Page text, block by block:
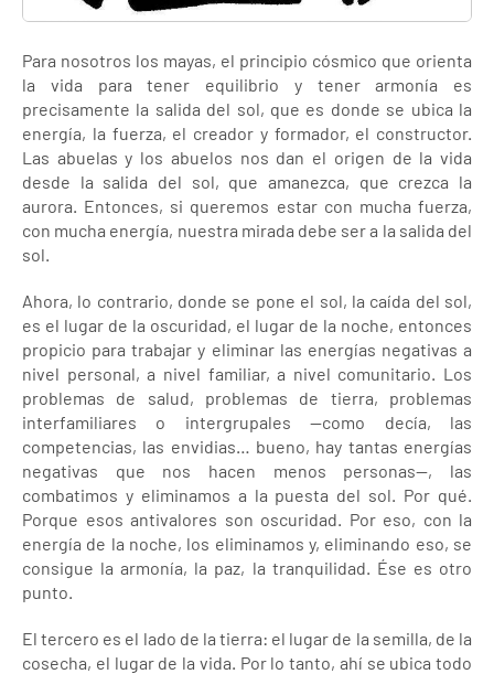
Para nosotros los mayas, el principio cósmico que orienta
la vida para tener equilibrio y tener armonía es
precisamente la salida del sol, que es donde se ubica la
energía, la fuerza, el creador y formador, el constructor.
Las abuelas y los abuelos nos dan el origen de la vida
desde la salida del sol, que amanezca, que crezca la
aurora. Entonces, si queremos estar con mucha fuerza,
con mucha energía, nuestra mirada debe ser a la salida del
sol.
Ahora, lo contrario, donde se pone el sol, la caída del sol,
es el lugar de la oscuridad, el lugar de la noche, entonces
propicio para trabajar y eliminar las energías negativas a
nivel personal, a nivel familiar, a nivel comunitario. Los
problemas de salud, problemas de tierra, problemas
interfamiliares o intergrupales —como decía, las
competencias, las envidias… bueno, hay tantas energías
negativas que nos hacen menos personas—, las
combatimos y eliminamos a la puesta del sol. Por qué.
Porque esos antivalores son oscuridad. Por eso, con la
energía de la noche, los eliminamos y, eliminando eso, se
consigue la armonía, la paz, la tranquilidad. Ése es otro
punto.
El tercero es el lado de la tierra: el lugar de la semilla, de la
cosecha, el lugar de la vida. Por lo tanto, ahí se ubica todo